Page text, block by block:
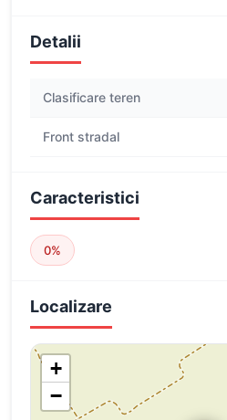
Detalii
Clasificare teren
Front stradal
Caracteristici
0%
Localizare
+
−